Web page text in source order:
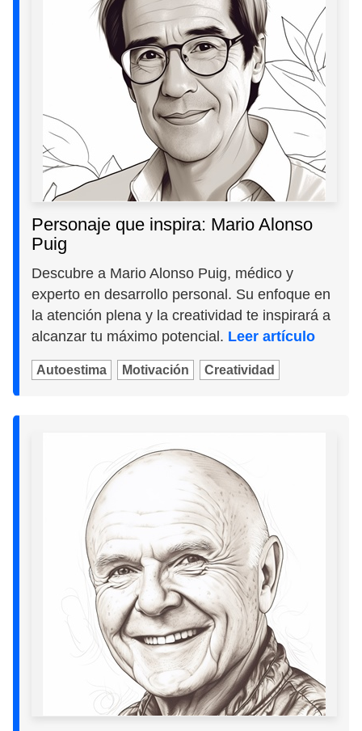
Personaje que inspira: Mario Alonso
Puig
Descubre a Mario Alonso Puig, médico y
experto en desarrollo personal. Su enfoque en
la atención plena y la creatividad te inspirará a
alcanzar tu máximo potencial. Leer artículo
Autoestima Motivación Creatividad